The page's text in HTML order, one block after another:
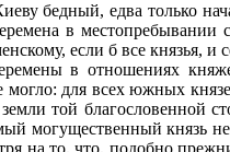
бедный, едва только
в местопребывании
если б все
в отношениях
для всех южных
той благословенной
могущественный князь не